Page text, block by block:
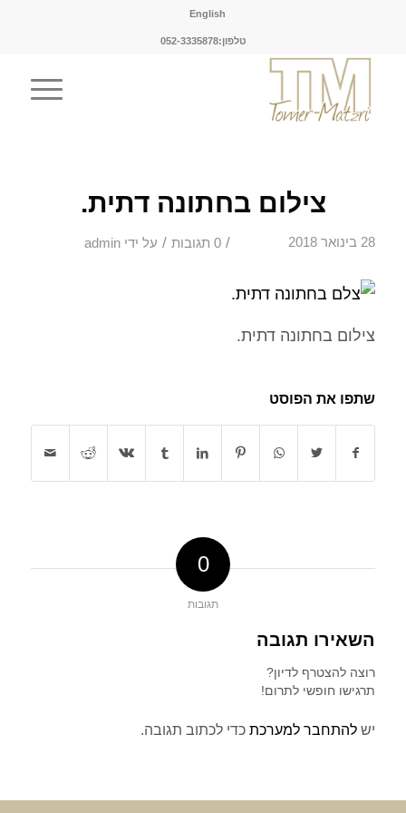
English
טלפון:052-3335878
צילום בחתונה דתית.
28 בינואר 2018 / 0 תגובות / על ידי admin
צילום בחתונה דתית.
שתפו את הפוסט
0
תגובות
השאירו תגובה
רוצה להצטרף לדיון?
תרגישו חופשי לתרום!
יש להתחבר למערכתכדי לכתוב תגובה.